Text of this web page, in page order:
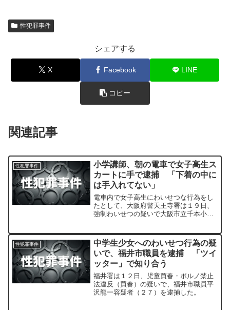
性犯罪事件
シェアする
X Facebook LINE
コピー
関連記事
性犯罪事件
小学講師、朝の電車で女子高生ス
カートに手で逮捕 「下着の中に
は手入れてない」
電車内で女子高生にわいせつな行為をし
たとして、大阪府警天王寺署は１９日、
強制わいせつの疑いで大阪市立千本小学
性犯罪事件
中学生少女へのわいせつ行為の疑
いで、福井市職員を逮捕 「ツイ
ッター」で知り合う
福井署は１２日、児童買春・ポルノ禁止
法違反（買春）の疑いで、福井市職員平
沢龍一容疑者（２７）を逮捕した。